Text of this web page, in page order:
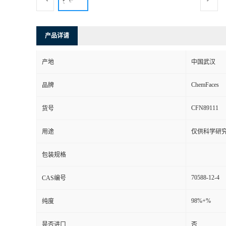
产品详请
产地 中国武汉
品牌 ChemFaces
货号 CFN89111
用途 仅供科学研
包装规格
CAS编号 70588-12-4
纯度 98%+%
是否进口 否